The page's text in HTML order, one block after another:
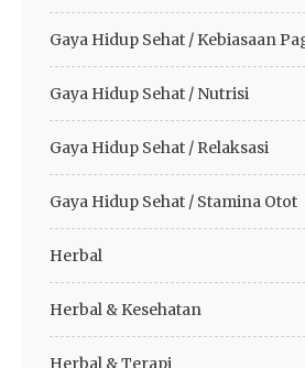
Gaya Hidup Sehat / Kebiasaan
Gaya Hidup Sehat / Nutrisi
Gaya Hidup Sehat / Relaksasi
Gaya Hidup Sehat / Stamina Otot
Herbal
Herbal & Kesehatan
Herbal & Terapi